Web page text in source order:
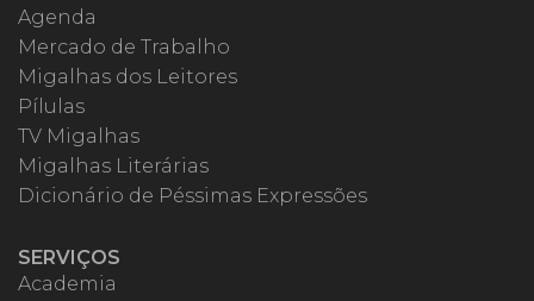
Agenda
Mercado de Trabalho
Migalhas dos Leitores
Pílulas
TV Migalhas
Migalhas Literárias
Dicionário de Péssimas Expressões
SERVIÇOS
Academia